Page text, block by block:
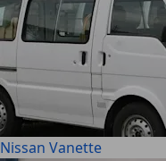
Nissan Vanette